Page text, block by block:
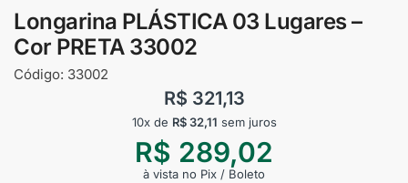
Longarina PLÁSTICA 03 Lugares –
Cor PRETA 33002
Código: 33002
R$ 321,13
10x de R$32,11 sem juros
R$ 289,02
à vista no Pix / Boleto